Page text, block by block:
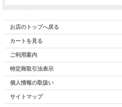
お店のトップへ戻る
カートを見る
ご利用案内
特定商取引法表示
個人情報の取扱い
サイトマップ